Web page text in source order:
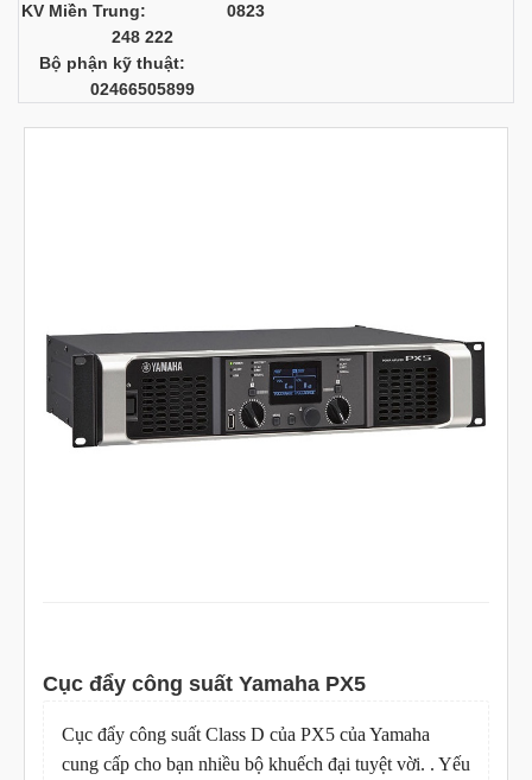
KV Miền Trung: 0823
248 222
Bộ phận kỹ thuật:
02466505899
Cục đẩy công suất Yamaha PX5
Cục đẩy công suất Class D của PX5 của Yamaha
cung cấp cho bạn nhiều bộ khuếch đại tuyệt vời. . Yếu